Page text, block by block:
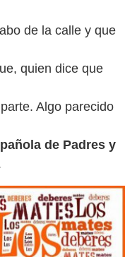
de la calle y que
quien dice que
Algo parecido
de Padres y